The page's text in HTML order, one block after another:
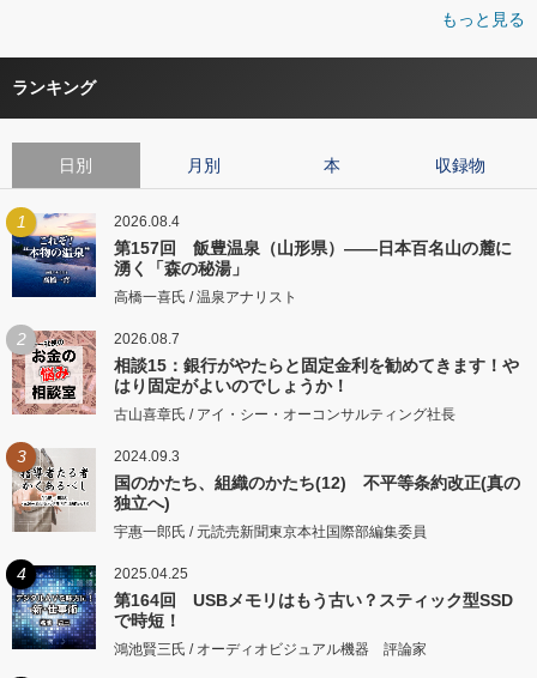
もっと見る
ランキング
日別 月別 本 収録物
1 2026.08.4
第157回 飯豊温泉（山形県）――日本百名山の麓に
湧く「森の秘湯」
高橋一喜氏 / 温泉アナリスト
2 2026.08.7
相談15：銀行がやたらと固定金利を勧めてきます！や
はり固定がよいのでしょうか！
古山喜章氏 / アイ・シー・オーコンサルティング社長
3 2024.09.3
国のかたち、組織のかたち(12) 不平等条約改正(真の
独立へ)
宇惠一郎氏 / 元読売新聞東京本社国際部編集委員
4 2025.04.25
第164回 USBメモリはもう古い？スティック型SSD
で時短！
鴻池賢三氏 / オーディオビジュアル機器 評論家